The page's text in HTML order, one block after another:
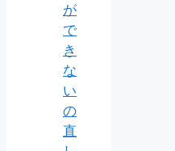
が
で
き
な
い
の
直